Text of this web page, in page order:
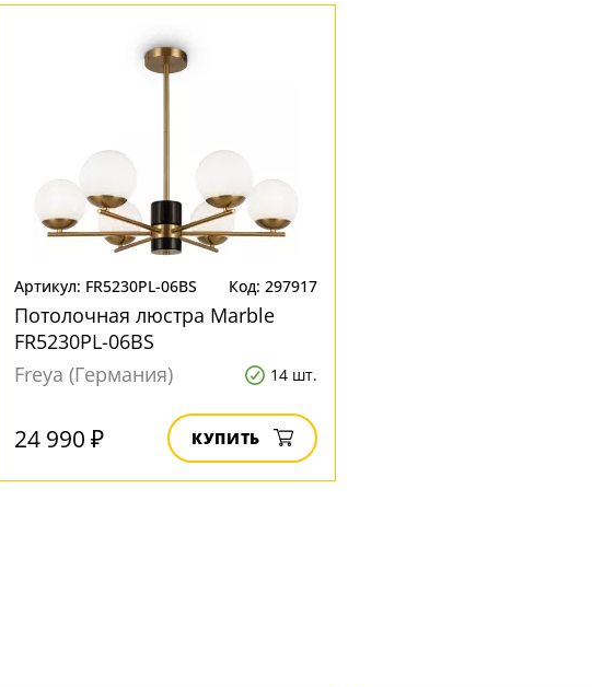
Артикул: FR5230PL-06BS Код: 297917
Потолочная люстра Marble
FR5230PL-06BS
Freya (Германия)
14 шт.
24 990 ₽ КУПИТЬ